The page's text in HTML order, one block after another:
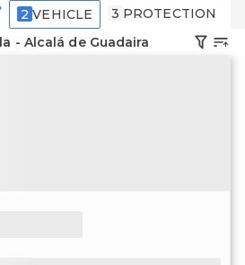
2 VEHICLE 3 PROTECTION
- Alcalá de Guadaira